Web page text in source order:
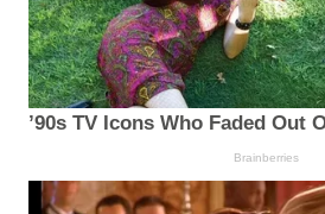
’90s TV Icons Who Faded Out
Brainberries